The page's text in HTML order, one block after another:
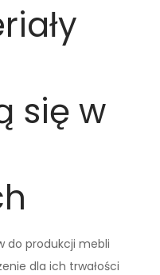
się w
do produkcji mebli
dla ich trwałości